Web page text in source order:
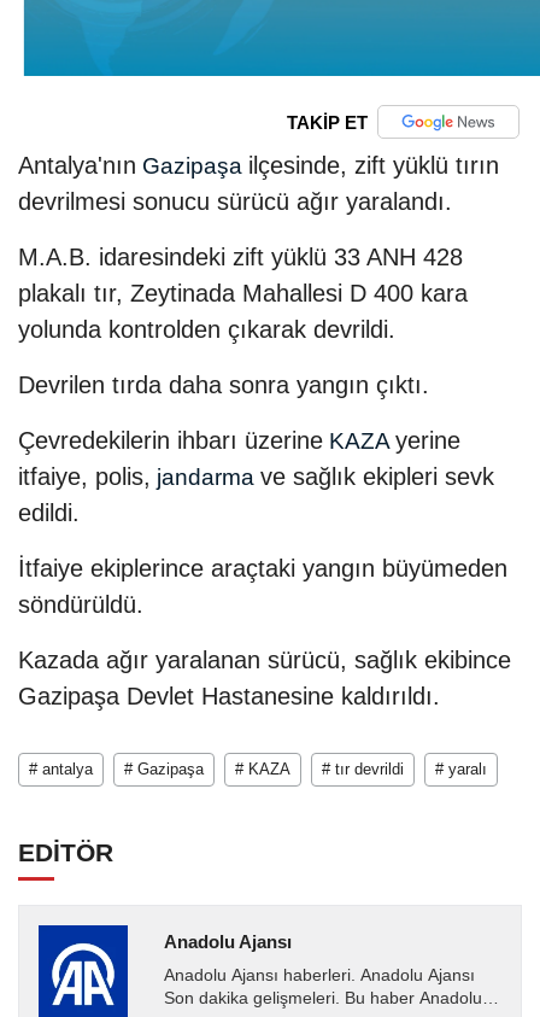
TAKİP ET
Antalya'nın Gazipaşa ilçesinde, zift yüklü tırın
devrilmesi sonucu sürücü ağır yaralandı.
M.A.B. idaresindeki zift yüklü 33 ANH 428
plakalı tır, Zeytinada Mahallesi D 400 kara
yolunda kontrolden çıkarak devrildi.
Devrilen tırda daha sonra yangın çıktı.
Çevredekilerin ihbarı üzerine KAZAyerine
itfaiye, polis, jandarma ve sağlık ekipleri sevk
edildi.
İtfaiye ekiplerince araçtaki yangın büyümeden
söndürüldü.
Kazada ağır yaralanan sürücü, sağlık ekibince
Gazipaşa Devlet Hastanesine kaldırıldı.
# antalya # Gazipaşa # KAZA # tır devrildi # yaralı
EDİTÖR
Anadolu Ajansı
Anadolu Ajansı haberleri. Anadolu Ajansı
Son dakika gelişmeleri. Bu haber Anadolu